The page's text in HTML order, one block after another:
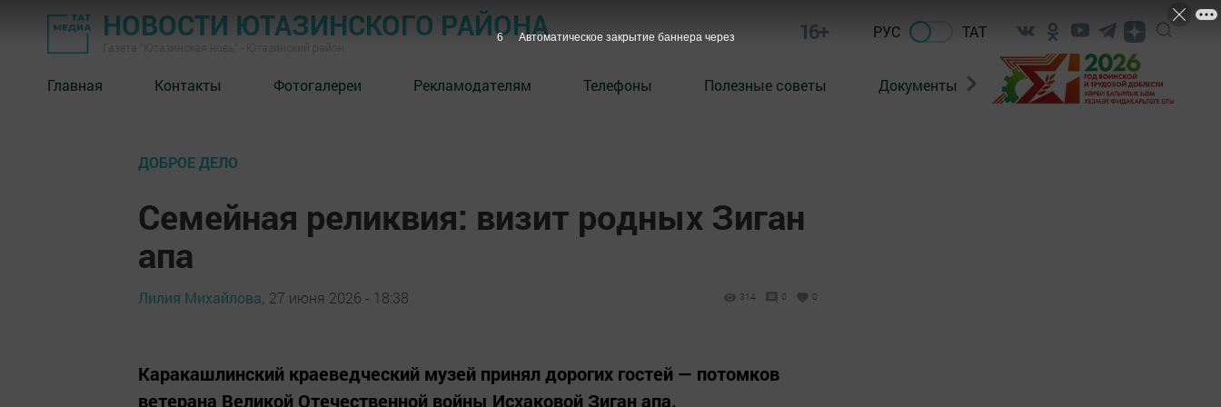
НОВОСТИ ЮТАЗИНСКОГО РАЙОНА 16+ РУС ТАТ
Главная Контакты Фотогалереи Рекламодателям Телефоны Полезные советы Документы Патриотизм
ДОБРОЕ ДЕЛО
Семейная реликвия: визит родных Зиган
апа
Лилия Михайлова, 27 июня 2026 - 18:38 314 0 0
Каракашлинский краеведческий музей принял дорогих гостей — потомков
ветерана Великой Отечественной войны Исхаковой Зиган апа.
5 Автоматическое закрытие баннера через